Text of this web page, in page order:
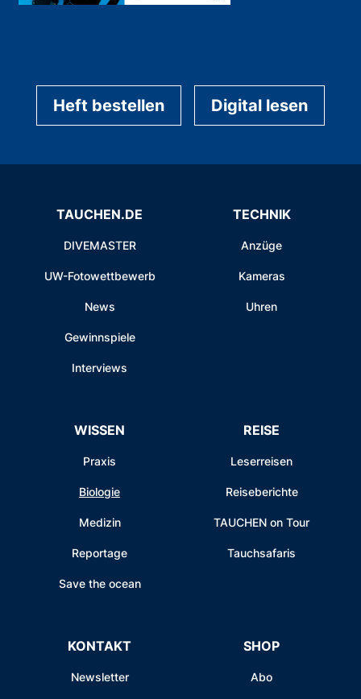
Heft bestellen Digital lesen
TAUCHEN.DE
DIVEMASTER
UW-Fotowettbewerb
News
Gewinnspiele
Interviews
TECHNIK
Anzüge
Kameras
Uhren
WISSEN
Praxis
Biologie
Medizin
Reportage
Save the ocean
REISE
Leserreisen
Reiseberichte
TAUCHEN on Tour
Tauchsafaris
KONTAKT
Newsletter
SHOP
Abo